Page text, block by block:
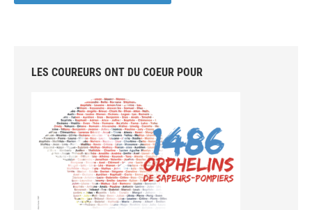
LES COUREURS ONT DU COEUR POUR